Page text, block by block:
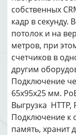
собственных
кадр в секунду.
потолок и на
метров, при
счетчиков в
другим
Подключение
65х95х25 мм.
Выгрузка
Подключение к
память, хранит